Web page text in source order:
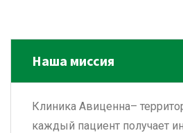
Наша миссия
Клиника Авиценна–
каждый пациент получает